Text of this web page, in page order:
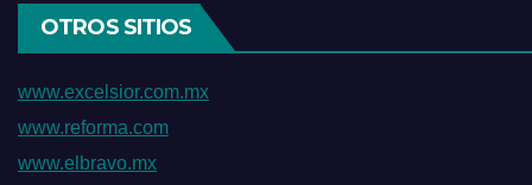
OTROS SITIOS
www.excelsior.com.mx
www.reforma.com
www.elbravo.mx